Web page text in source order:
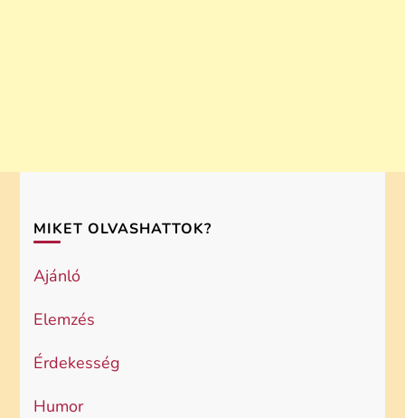
MIKET OLVASHATTOK?
Ajánló
Elemzés
Érdekesség
Humor